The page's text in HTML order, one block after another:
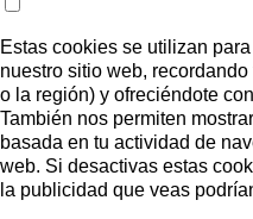
Estas cookies se utilizan
nuestro sitio web,
o la región) y ofreciéndote
También nos permiten
basada en tu actividad de
web. Si desactivas estas
la publicidad que veas